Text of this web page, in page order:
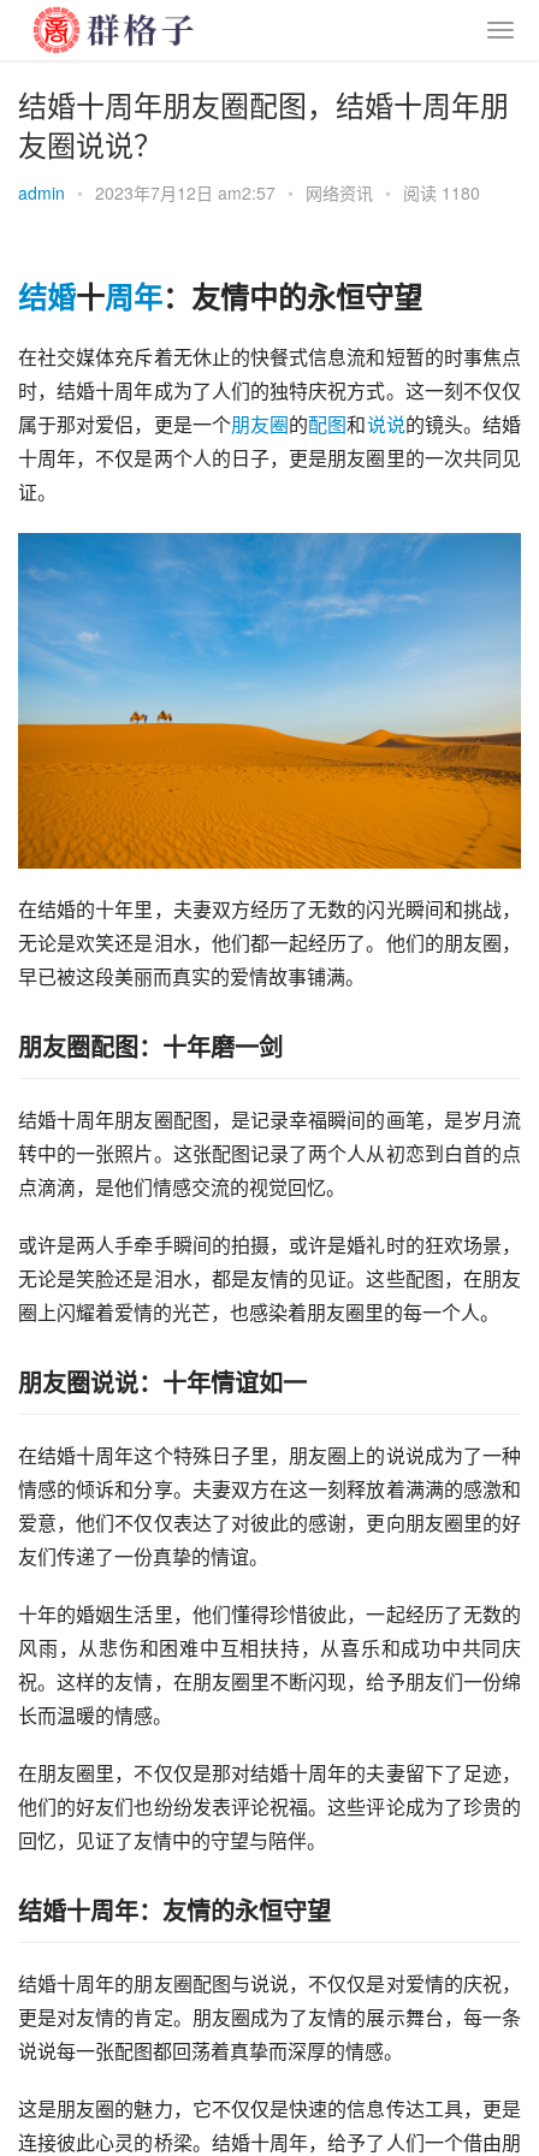
结婚十周年朋友圈配图，结婚十周年朋
友圈说说？
admin • 2023年7月12日 am2:57 • 网络资讯 • 阅读 1180
结婚十周年：友情中的永恒守望
在社交媒体充斥着无休止的快餐式信息流和短暂的时事焦点
时，结婚十周年成为了人们的独特庆祝方式。这一刻不仅仅
属于那对爱侣，更是一个朋友圈的配图和说说的镜头。结婚
十周年，不仅是两个人的日子，更是朋友圈里的一次共同见
证。
在结婚的十年里，夫妻双方经历了无数的闪光瞬间和挑战，
无论是欢笑还是泪水，他们都一起经历了。他们的朋友圈，
早已被这段美丽而真实的爱情故事铺满。
朋友圈配图：十年磨一剑
结婚十周年朋友圈配图，是记录幸福瞬间的画笔，是岁月流
转中的一张照片。这张配图记录了两个人从初恋到白首的点
点滴滴，是他们情感交流的视觉回忆。
或许是两人手牵手瞬间的拍摄，或许是婚礼时的狂欢场景，
无论是笑脸还是泪水，都是友情的见证。这些配图，在朋友
圈上闪耀着爱情的光芒，也感染着朋友圈里的每一个人。
朋友圈说说：十年情谊如一
在结婚十周年这个特殊日子里，朋友圈上的说说成为了一种
情感的倾诉和分享。夫妻双方在这一刻释放着满满的感激和
爱意，他们不仅仅表达了对彼此的感谢，更向朋友圈里的好
友们传递了一份真挚的情谊。
十年的婚姻生活里，他们懂得珍惜彼此，一起经历了无数的
风雨，从悲伤和困难中互相扶持，从喜乐和成功中共同庆
祝。这样的友情，在朋友圈里不断闪现，给予朋友们一份绵
长而温暖的情感。
在朋友圈里，不仅仅是那对结婚十周年的夫妻留下了足迹，
他们的好友们也纷纷发表评论祝福。这些评论成为了珍贵的
回忆，见证了友情中的守望与陪伴。
结婚十周年：友情的永恒守望
结婚十周年的朋友圈配图与说说，不仅仅是对爱情的庆祝，
更是对友情的肯定。朋友圈成为了友情的展示舞台，每一条
说说每一张配图都回荡着真挚而深厚的情感。
这是朋友圈的魅力，它不仅仅是快速的信息传达工具，更是
连接彼此心灵的桥梁。结婚十周年，给予了人们一个借由朋